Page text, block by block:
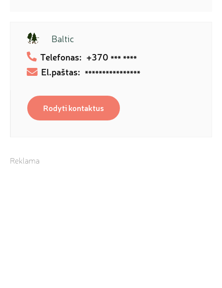
Baltic
Telefonas: +370 *** ****
El.paštas: ****************
Rodyti kontaktus
Reklama